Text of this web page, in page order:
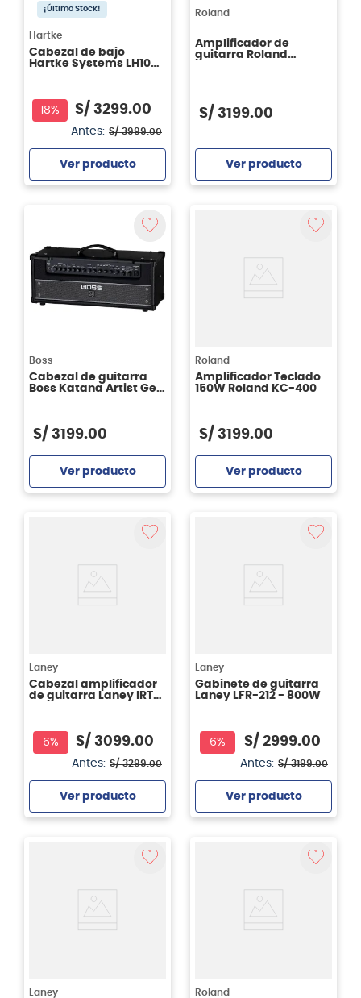
¡Último Stock!
Hartke
Cabezal de bajo
Hartke Systems LH1000
18% S/ 3299.00
Antes: S/ 3999.00
Ver producto
Roland
Amplificador de
guitarra Roland
S/ 3199.00
Ver producto
Boss
Cabezal de guitarra
Boss Katana Artist Gen
S/ 3199.00
Ver producto
Roland
Amplificador Teclado
150W Roland KC-400
S/ 3199.00
Ver producto
Laney
Cabezal amplificador
de guitarra Laney IRT-
6% S/ 3099.00
Antes: S/ 3299.00
Ver producto
Laney
Gabinete de guitarra
Laney LFR-212 - 800W
6% S/ 2999.00
Antes: S/ 3199.00
Ver producto
Laney Roland